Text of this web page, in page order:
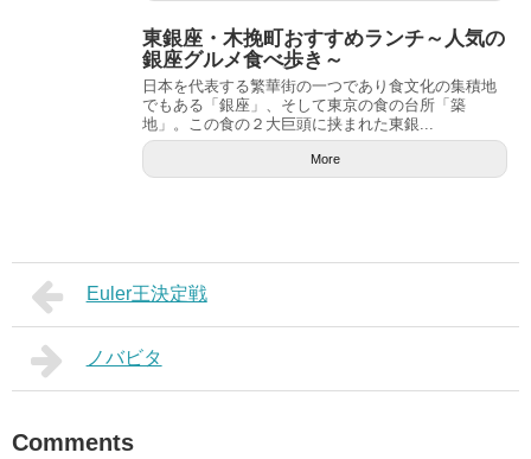
東銀座・木挽町おすすめランチ～人気の
銀座グルメ食べ歩き～
日本を代表する繁華街の一つであり食文化の集積地
でもある「銀座」、そして東京の食の台所「築
地」。この食の２大巨頭に挟まれた東銀...
More
Euler王決定戦
ノバビタ
Comments